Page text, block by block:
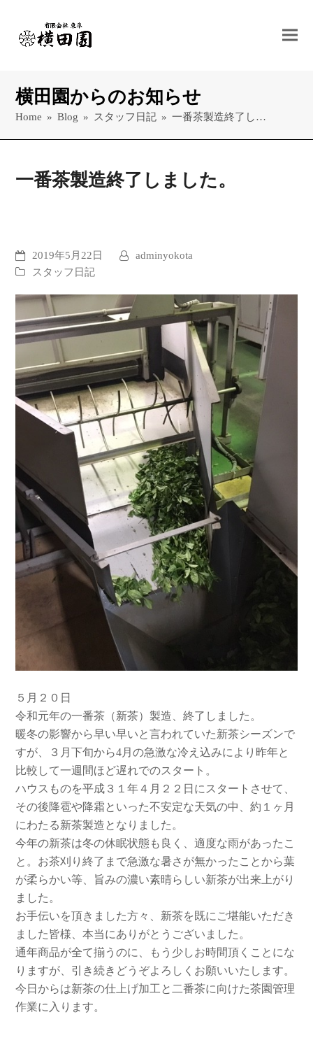
横田園からのお知らせ
Home » Blog » スタッフ日記 » 一番茶製造終了し…
一番茶製造終了しました。
2019年5月22日
adminyokota
スタッフ日記
５月２０日
令和元年の一番茶（新茶）製造、終了しました。
暖冬の影響から早い早いと言われていた新茶シーズンで
すが、３月下旬から4月の急激な冷え込みにより昨年と
比較して一週間ほど遅れでのスタート。
ハウスものを平成３１年４月２２日にスタートさせて、
その後降雹や降霜といった不安定な天気の中、約１ヶ月
にわたる新茶製造となりました。
今年の新茶は冬の休眠状態も良く、適度な雨があったこ
と。お茶刈り終了まで急激な暑さが無かったことから葉
が柔らかい等、旨みの濃い素晴らしい新茶が出来上がり
ました。
お手伝いを頂きました方々、新茶を既にご堪能いただき
ました皆様、本当にありがとうございました。
通年商品が全て揃うのに、もう少しお時間頂くことにな
りますが、引き続きどうぞよろしくお願いいたします。
今日からは新茶の仕上げ加工と二番茶に向けた茶園管理
作業に入ります。